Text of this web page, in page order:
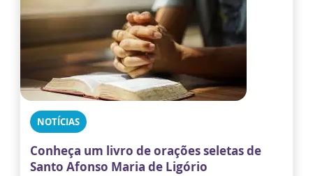
NOTÍCIAS
Conheça um livro de orações seletas de
Santo Afonso Maria de Ligório